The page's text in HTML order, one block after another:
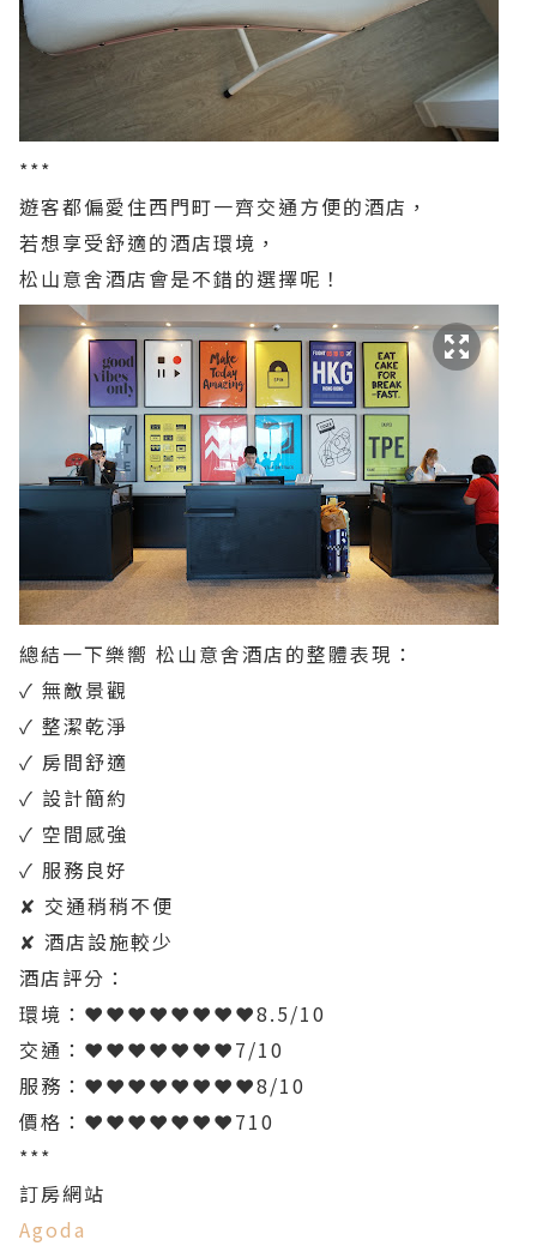
***
遊客都偏愛住西門町一齊交通方便的酒店，
若想享受舒適的酒店環境，
松山意舍酒店會是不錯的選擇呢！
總結一下樂嚮 松山意舍酒店的整體表現：
✓ 無敵景觀
✓ 整潔乾淨
✓ 房間舒適
✓ 設計簡約
✓ 空間感強
✓ 服務良好
✘ 交通稍稍不便
✘ 酒店設施較少
酒店評分：
環境：❤❤❤❤❤❤❤❤8.5/10
交通：❤❤❤❤❤❤❤7/10
服務：❤❤❤❤❤❤❤❤8/10
價格：❤❤❤❤❤❤❤710
***
訂房網站
Agoda